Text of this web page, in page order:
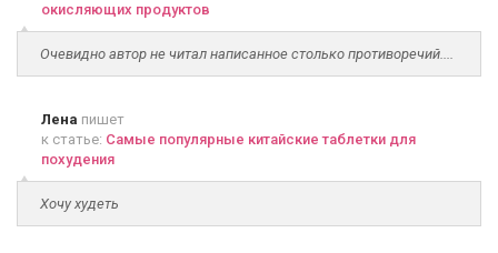
окисляющих продуктов
Очевидно автор не читал написанное столько противоречий....
Лена пишет
к статье: Самые популярные китайские таблетки для
похудения
Хочу худеть